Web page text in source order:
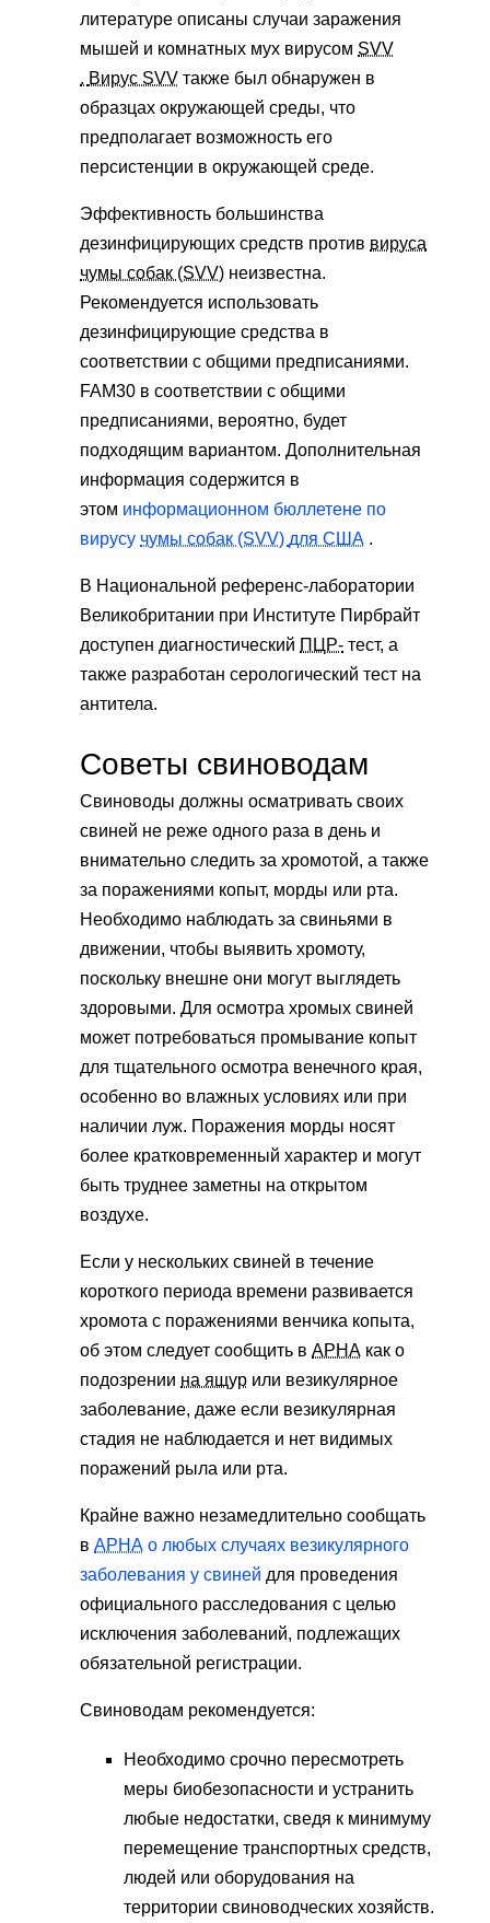
литературе описаны случаи заражения
мышей и комнатных мух вирусом SVV
. Вирус SVV также был обнаружен в
образцах окружающей среды, что
предполагает возможность его
персистенции в окружающей среде.
Эффективность большинства
дезинфицирующих средств против вируса
чумы собак (SVV) неизвестна.
Рекомендуется использовать
дезинфицирующие средства в
соответствии с общими предписаниями.
FAM30 в соответствии с общими
предписаниями, вероятно, будет
подходящим вариантом. Дополнительная
информация содержится в
этом информационном бюллетене по
вирусу чумы собак (SVV) для США .
В Национальной референс-лаборатории
Великобритании при Институте Пирбрайт
доступен диагностический ПЦР- тест, а
также разработан серологический тест на
антитела.
Советы свиноводам
Свиноводы должны осматривать своих
свиней не реже одного раза в день и
внимательно следить за хромотой, а также
за поражениями копыт, морды или рта.
Необходимо наблюдать за свиньями в
движении, чтобы выявить хромоту,
поскольку внешне они могут выглядеть
здоровыми. Для осмотра хромых свиней
может потребоваться промывание копыт
для тщательного осмотра венечного края,
особенно во влажных условиях или при
наличии луж. Поражения морды носят
более кратковременный характер и могут
быть труднее заметны на открытом
воздухе.
Если у нескольких свиней в течение
короткого периода времени развивается
хромота с поражениями венчика копыта,
об этом следует сообщить в APHA как о
подозрении на ящур или везикулярное
заболевание, даже если везикулярная
стадия не наблюдается и нет видимых
поражений рыла или рта.
Крайне важно незамедлительно сообщать
в APHA о любых случаях везикулярного
заболевания у свиней для проведения
официального расследования с целью
исключения заболеваний, подлежащих
обязательной регистрации.
Свиноводам рекомендуется:
Необходимо срочно пересмотреть
меры биобезопасности и устранить
любые недостатки, сведя к минимуму
перемещение транспортных средств,
людей или оборудования на
территории свиноводческих хозяйств.